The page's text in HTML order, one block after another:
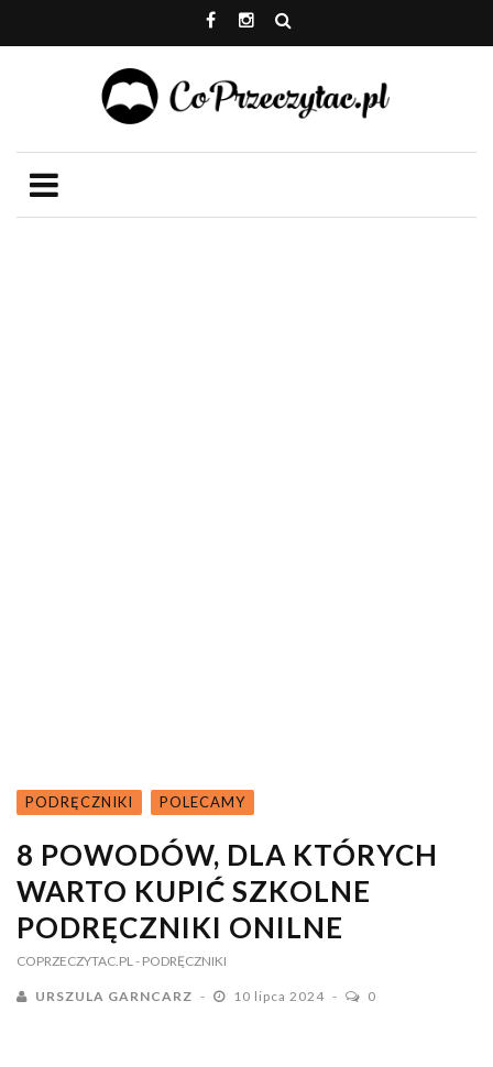
PODRĘCZNIKI POLECAMY
8 POWODÓW, DLA KTÓRYCH
WARTO KUPIĆ SZKOLNE
PODRĘCZNIKI ONILNE
COPRZECZYTAC.PL - PODRĘCZNIKI
URSZULA GARNCARZ 10 lipca 2024 0